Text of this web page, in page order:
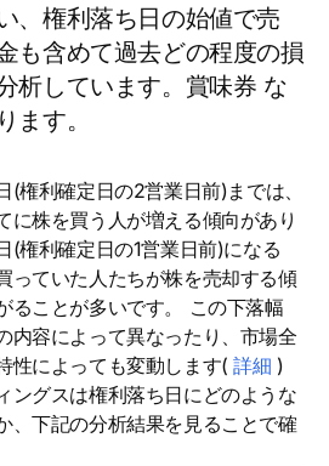
、権利落ち日の始値で売
も含めて過去どの程度の損
析しています。賞味券 な
ます。
権利確定日の2営業日前)までは、
に株を買う人が増える傾向があり
(権利確定日の1営業日前)になる
っていた人たちが株を売却する傾
ることが多いです。 この下落幅
内容によって異なったり、市場全
性によっても変動します(詳細 )
ングスは権利落ち日にどのような
、下記の分析結果を見ることで確